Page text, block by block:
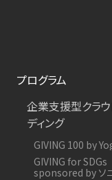
プログラム
企業支援型クラウ
ディング
GIVING 100 by
GIVING for SDGs
sponsored by ソ